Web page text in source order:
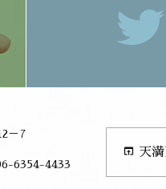
－7
6354-4433
open_in_browser 天